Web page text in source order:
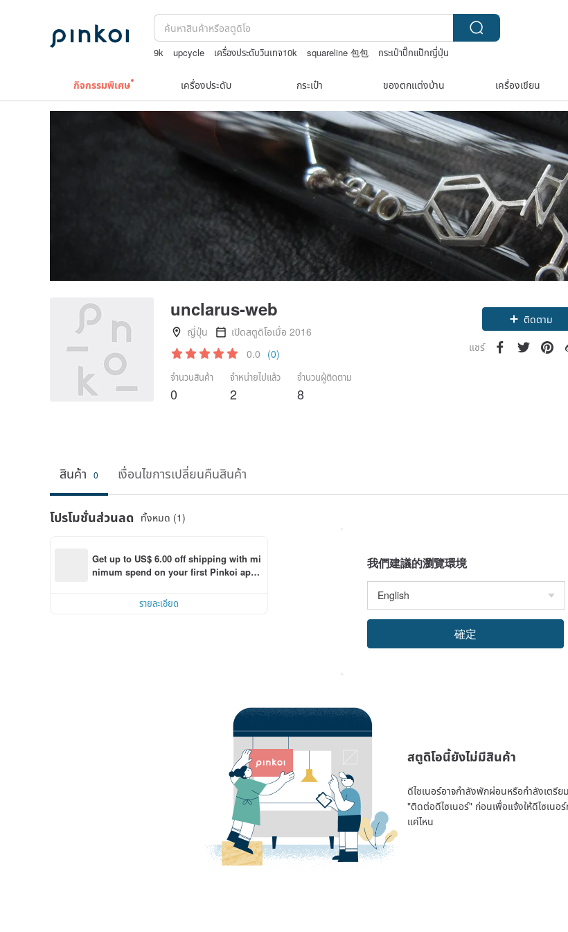
9k upcycle เครื่องประดับวินเทจ10k squareline 包包
กระเป๋าปิ๊กแป๊กญี่ปุ่น
กิจกรรมพิเศษ เครื่องประดับ กระเป๋า ของตกแต่งบ้าน เครื่องเขียน
unclarus-web
ญี่ปุ่น
เปิดสตูดิโอเมื่อ 2016
0.0 (0)
จำนวนสินค้า
0
จำหน่ายไปแล้ว
2
จำนวนผู้ติดตาม
8
ติดตาม
แชร์
สินค้า 0 เงื่อนไขการเปลี่ยนคืนสินค้า
โปรโมชั่นส่วนลด ทั้งหมด (1)
Get up to US$ 6.00 off shipping with mi
nimum spend on your first Pinkoi app
รายละเอียด
สตูดิโอนี้ยังไม่มีสินค้า
ดีไซเนอร์อาจกำลังพักผ่อนหรือกำลังเตรี
"ติดต่อดีไซเนอร์" ก่อนเพื่อแจ้งให้ดีไซเน
แค่ไหน
我們建議的瀏覽環境
確定